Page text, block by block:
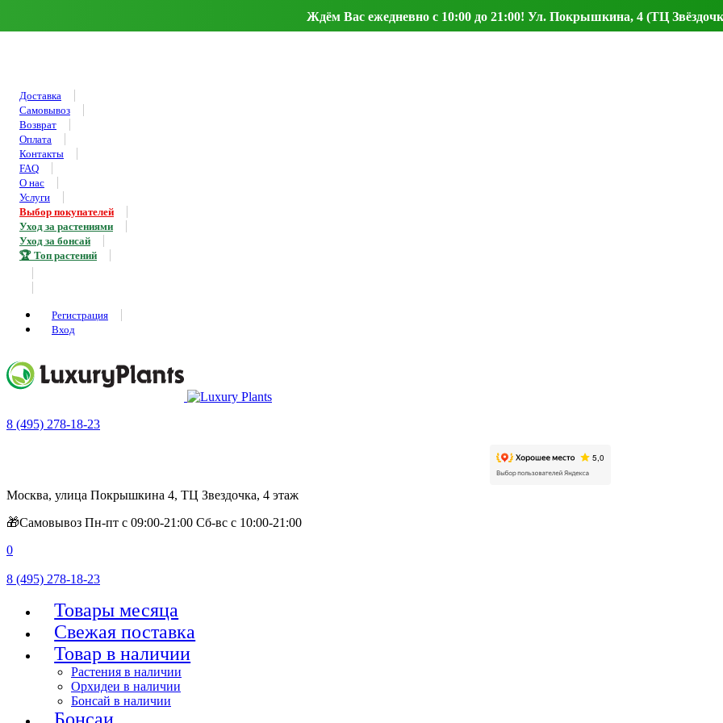
Ждём Вас ежедневно с 10:00 до 21:00! Ул. Покрышкина, 4 (ТЦ
Доставка
Самовывоз
Возврат
Оплата
Контакты
FAQ
О нас
Услуги
Выбор покупателей
Уход за растениями
Уход за бонсай
🏆 Топ растений
Регистрация
Вход
8 (495) 278-18-23
Москва, улица Покрышкина 4, ТЦ Звездочка, 4 этаж
🎁Самовывоз Пн-пт с 09:00-21:00 Сб-вс с 10:00-21:00
0
8 (495) 278-18-23
Товары месяца
Свежая поставка
Товар в наличии
Растения в наличии
Орхидеи в наличии
Бонсай в наличии